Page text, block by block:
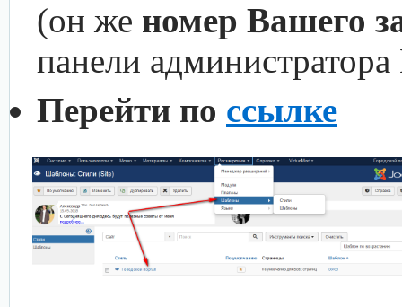
(он же номер Вашего
панели
Перейти по ссылке